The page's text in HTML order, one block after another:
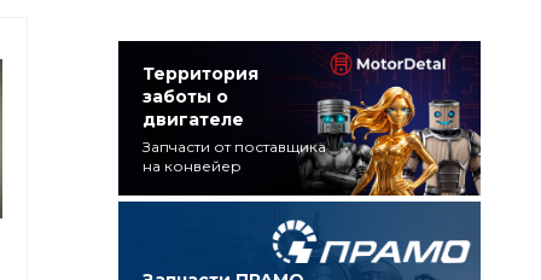
Территория
заботы о
двигателе
Запчасти от поставщика
на конвейер